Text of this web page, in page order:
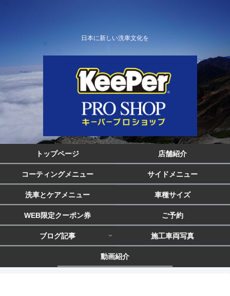
日本に新しい洗車文化を
トップページ 店舗紹介
コーティングメニュー サイドメニュー
洗車とケアメニュー 車種サイズ
WEB限定クーポン券 ご予約
ブログ記事 施工車両写真
動画紹介